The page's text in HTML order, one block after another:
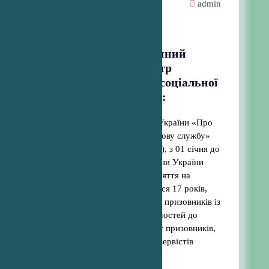
admin
Ужгородський районний
територіальний центр
комплектування та соціальної
підтримки інформує:
Відповідно до ст.14 Закону України «Про
військовий обов’язок і військову службу»
(зі змінами та доповненнями), з 01 січня до
31 липня 2026 року громадяни України
чоловічої статі, яким у рік взяття на
військовий облік виповнюється 17 років,
беруться на військовий облік призовників із
внесенням відповідних відомостей до
Єдиного державного реєстру призовників,
військовозобов’язаних та резервістів